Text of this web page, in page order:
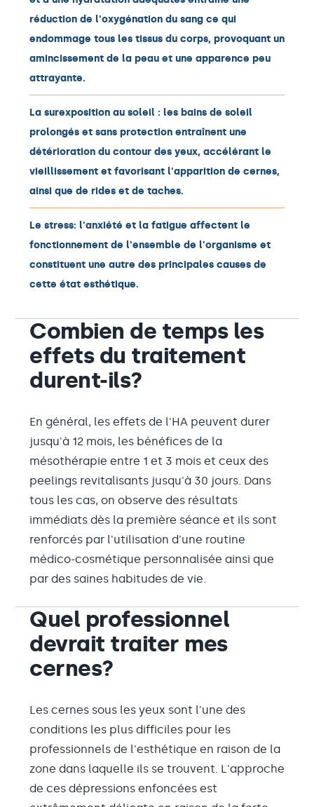
réduction de l'oxygénation du sang ce qui
endommage tous les tissus du corps, provoquant un
amincissement de la peau et une apparence peu
attrayante.
La surexposition au soleil : les bains de soleil
prolongés et sans protection entraînent une
détérioration du contour des yeux, accélérant le
vieillissement et favorisant l'apparition de cernes,
ainsi que de rides et de taches.
Le stress: l'anxiété et la fatigue affectent le
fonctionnement de l'ensemble de l'organisme et
constituent une autre des principales causes de
cette état esthétique.
Combien de temps les
effets du traitement
durent-ils?
En général, les effets de l'HA peuvent durer
jusqu'à 12 mois, les bénéfices de la
mésothérapie entre 1 et 3 mois et ceux des
peelings revitalisants jusqu'à 30 jours. Dans
tous les cas, on observe des résultats
immédiats dès la première séance et ils sont
renforcés par l'utilisation d'une routine
médico-cosmétique personnalisée ainsi que
par des saines habitudes de vie.
Quel professionnel
devrait traiter mes
cernes?
Les cernes sous les yeux sont l'une des
conditions les plus difficiles pour les
professionnels de l'esthétique en raison de la
zone dans laquelle ils se trouvent. L'approche
de ces dépressions enfoncées est